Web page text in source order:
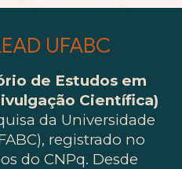
UFABC
de Estudos em
Científica)
da Universidade
registrado no
do CNPq. Desde